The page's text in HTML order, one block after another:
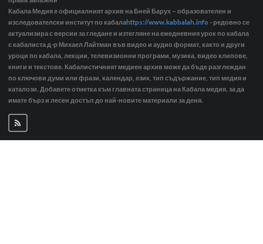
Кабала Медия е официалният архив на Бней Барух – образователен и
изследователски институт по кабалаhttps://www.kabbalah.info - редовно се
актуализира с версии за гледане и изтегляне на ежедневния урок по кабала
с кабалиста д-р Михаел Лайтман във видео и аудио формат, както и други
уроци по кабала, лекции, телевизионни програми, музика, видео клипове,
книги и текстове. Кабалистичният медиен архив може да бъде разглеждан
по ключови думи или фрази, календар, език, тип съдържание, тип медия и
каталози. Добавете отметка към главната страница на Кабала медия, за да
имате бърз и лесен достъп до най-новите материали за деня.